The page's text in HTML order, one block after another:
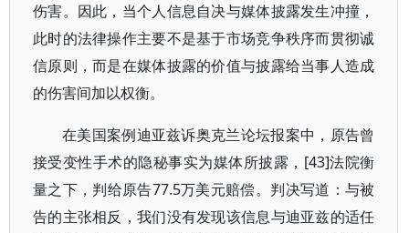
伤害。因此，当个人信息自决与媒体披露发生冲撞，
此时的法律操作主要不是基于市场竞争秩序而贯彻诚
信原则，而是在媒体披露的价值与披露给当事人造成
的伤害间加以权衡。
在美国案例迪亚兹诉奥克兰论坛报案中，原告曾
接受变性手术的隐秘事实为媒体所披露，[43]法院衡
量之下，判给原告77.5万美元赔偿。判决写道：与被
告的主张相反，我们没有发现该信息与迪亚兹的适任